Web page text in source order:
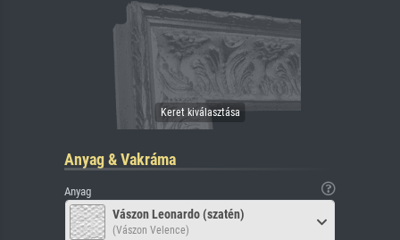
Anyag & Vakráma
Anyag
Vászon Leonardo (szatén)
(Vászon Velence)